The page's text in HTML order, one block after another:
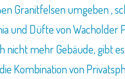
Granitfelsen umgeben ,
und Düfte von
nicht mehr Gebäude, gibt
Kombination von